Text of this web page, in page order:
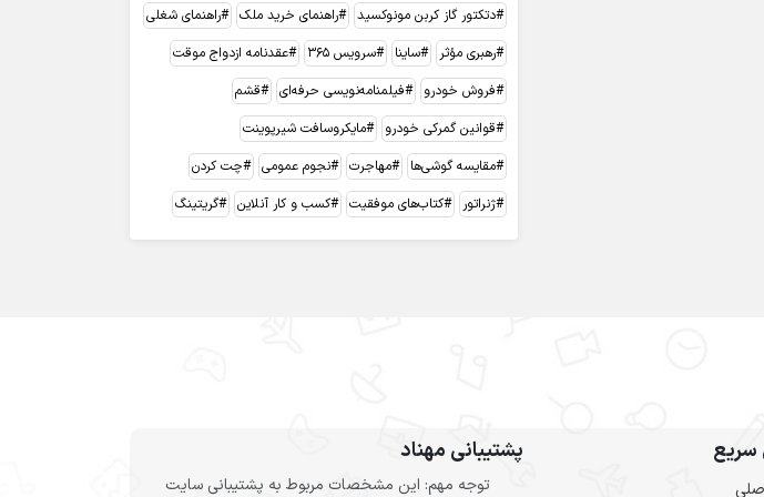
دتکتور گاز کربن مونوکسید راهنمای خرید ملک
راهنمای شغلی
رهبری مؤثر
ساینا سرویس 365
عقدنامه ازدواج موقت
فروش خودرو
فیلمنامه‌نویسی حرفه‌ای
قشم
قوانین گمرکی خودرو
مایکروسافت شیرپوینت
مقایسه گوشی‌ها
مهاجرت نجوم عمومی
چت کردن
ژنراتور
کتاب‌های موفقیت کسب و کار آنلاین گریتینگ
پشتیبانی مهناد
توجه مهم: این مشخصات مربوط به پشتیبانی سایت